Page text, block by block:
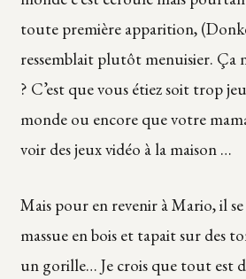
toute première apparition,
ressemblait plutôt menuisier. Ça
? C’est que vous étiez soit trop
monde ou encore que votre
voir des jeux vidéo à la maison …
Mais pour en revenir à Mario, il
massue en bois et tapait sur des
un gorille… Je crois que tout est